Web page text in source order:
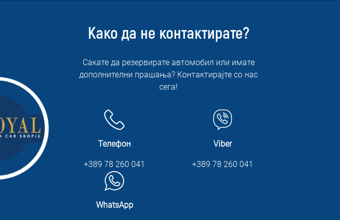
Како да не контактирате?
Сакате да резервирате автомобил или имате
дополнителни прашања? Контактирајте со нас
сега!
Телефон
+389 78 260 041
Viber
+389 78 260 041
WhatsApp